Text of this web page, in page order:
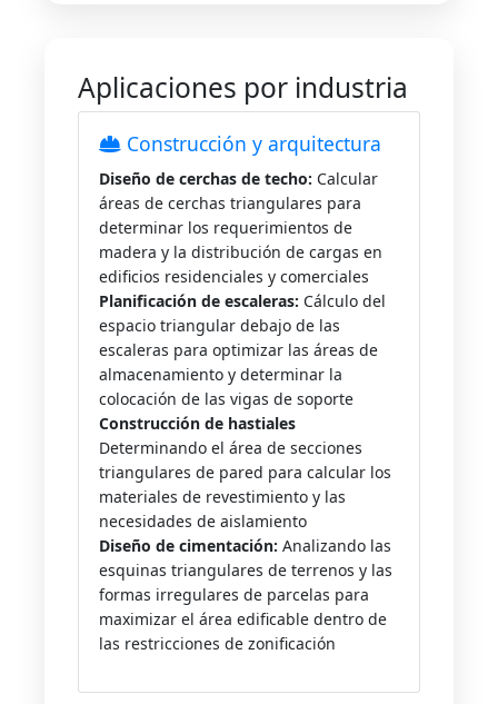
Aplicaciones por industria
Construcción y arquitectura
Diseño de cerchas de techo: Calcular
áreas de cerchas triangulares para
determinar los requerimientos de
madera y la distribución de cargas en
edificios residenciales y comerciales
Planificación de escaleras: Cálculo del
espacio triangular debajo de las
escaleras para optimizar las áreas de
almacenamiento y determinar la
colocación de las vigas de soporte
Construcción de hastiales
Determinando el área de secciones
triangulares de pared para calcular los
materiales de revestimiento y las
necesidades de aislamiento
Diseño de cimentación: Analizando las
esquinas triangulares de terrenos y las
formas irregulares de parcelas para
maximizar el área edificable dentro de
las restricciones de zonificación